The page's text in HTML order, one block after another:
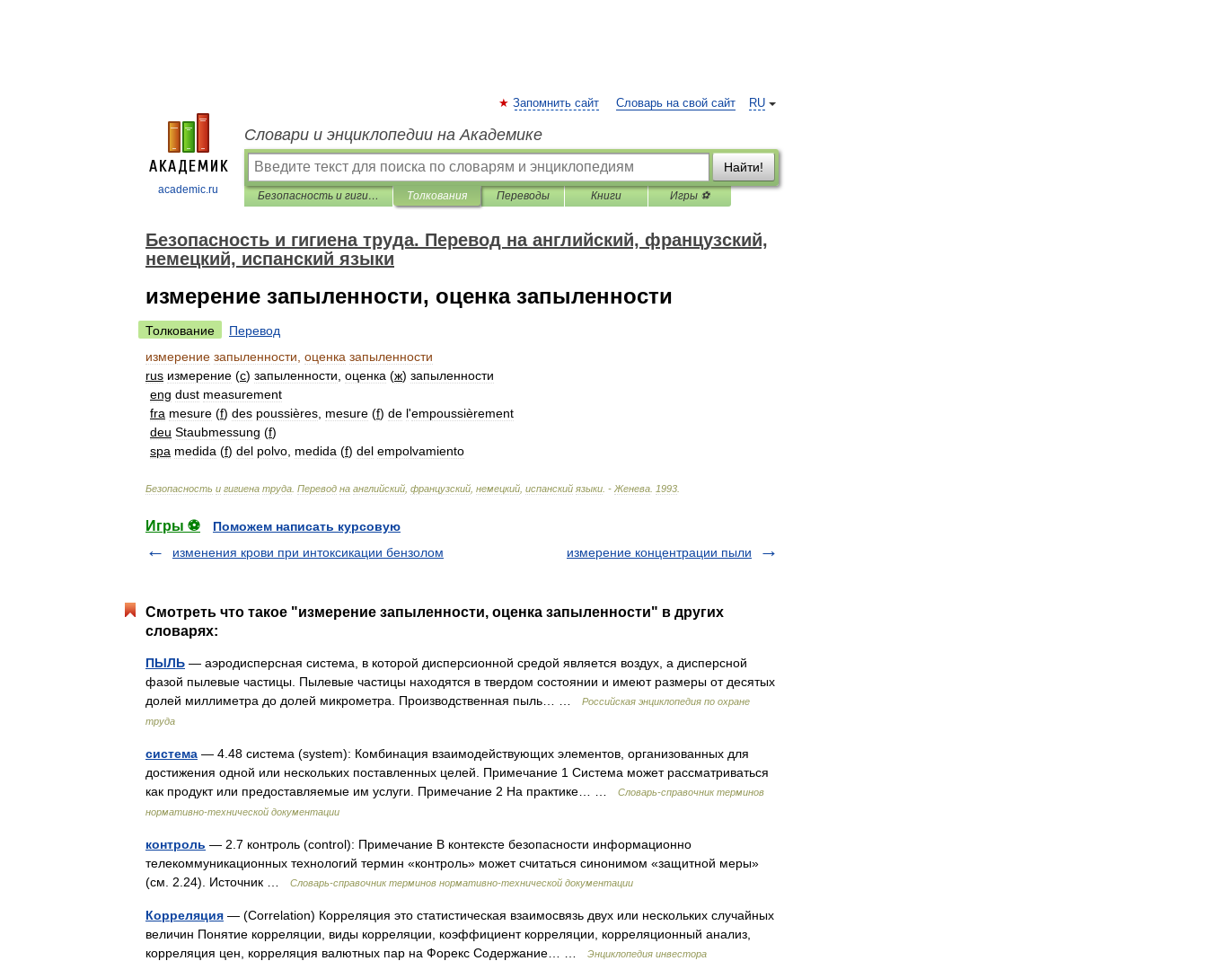
academic.ru
RU
Запомнить сайт Словарь на свой сайт
Словари и энциклопедии на Академике
Найти!
Безопасность и гигиена труда. Перевод на английский, французский, немецкий, испанский языки Толкования Переводы Книги Игры ⚽
Безопасность и гигиена труда. Перевод на английский, французский,
немецкий, испанский языки
измерение запыленности, оценка запыленности
Толкование
Перевод
измерение запыленности оценка запыленности
rus измерение (с) запыленности оценка (ж) запыленности
eng dust measurement
fra mesure (f) des poussières mesure (f) de l'empoussièrement
deu Staubmessung (f)
spa medida (f) del polvo medida (f) del empolvamiento
Безопасность и гигиена труда Перевод на английский французский немецкий испанский языки . - Женева 1993
Игры ⚽
Поможем написать курсовую
изменения крови при интоксикации бензолом
измерение концентрации пыли
Смотреть что такое "измерение запыленности, оценка запыленности" в других
словарях:
ПЫЛЬ — аэродисперсная система, в которой дисперсионной средой является воздух, а дисперсной
фазой пылевые частицы. Пылевые частицы находятся в твердом состоянии и имеют размеры от десятых
долей миллиметра до долей микрометра. Производственная пыль… …
Российская энциклопедия по охране
труда
система — 4.48 система (system): Комбинация взаимодействующих элементов, организованных для
достижения одной или нескольких поставленных целей. Примечание 1 Система может рассматриваться
как продукт или предоставляемые им услуги. Примечание 2 На практике… …
Словарь-справочник терминов
нормативно-технической документации
контроль — 2.7 контроль (control): Примечание В контексте безопасности информационно
телекоммуникационных технологий термин «контроль» может считаться синонимом «защитной меры»
(см. 2.24). Источник …
Словарь-справочник терминов нормативно-технической документации
Корреляция — (Correlation) Корреляция это статистическая взаимосвязь двух или нескольких случайных
величин Понятие корреляции, виды корреляции, коэффициент корреляции, корреляционный анализ,
корреляция цен, корреляция валютных пар на Форекс Содержание… …
Энциклопедия инвестора